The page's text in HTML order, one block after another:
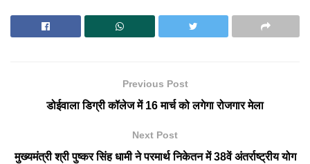
Previous Post
डोईवाला डिग्री कॉलेज में 16 मार्च को लगेगा रोजगार मेला
Next Post
मुख्यमंत्री श्री पुष्कर सिंह धामी ने परमार्थ निकेतन में 38वें अंतर्राष्ट्रीय योग